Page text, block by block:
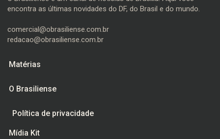
encontra as últimas novidades do DF, do Brasil e do mundo.
comercial@obrasiliense.com.br
redacao@obrasiliense.com.br
Matérias
O Brasiliense
Política de privacidade
Mídia Kit